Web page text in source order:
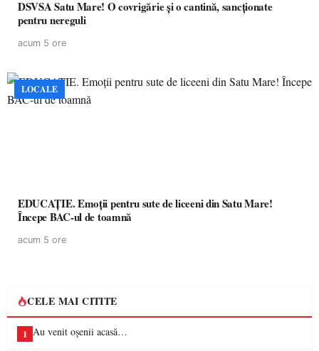
DSVSA Satu Mare! O covrigărie și o cantină, sancționate
pentru nereguli
acum 5 ore
LOCALE
EDUCAȚIE. Emoții pentru sute de liceeni din Satu Mare!
Începe BAC-ul de toamnă
acum 5 ore
CELE MAI CITITE
1 Au venit oșenii acasă…